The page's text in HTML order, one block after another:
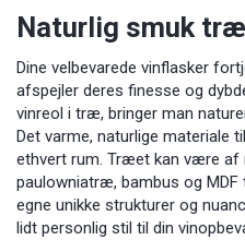
Naturlig smuk
Dine velbevarede vinflasker
afspejler deres finesse og
vinreol i træ, bringer man
Det varme, naturlige materiale
ethvert rum. Træet kan være
paulowniatræ, bambus og
egne unikke strukturer og
lidt personlig stil til din